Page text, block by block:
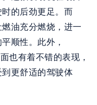
的后劲更足。而
油充分燃烧，进一
顺性。此外，
也有着不错的表现，
更舒适的驾驶体